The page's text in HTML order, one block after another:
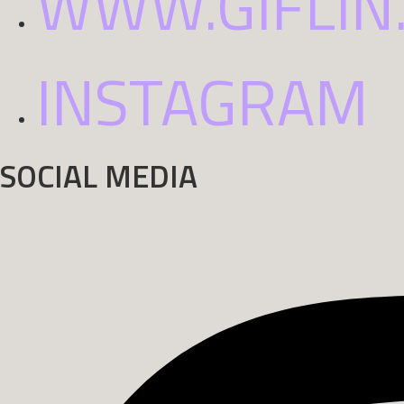
INSTAGRAM
SOCIAL MEDIA